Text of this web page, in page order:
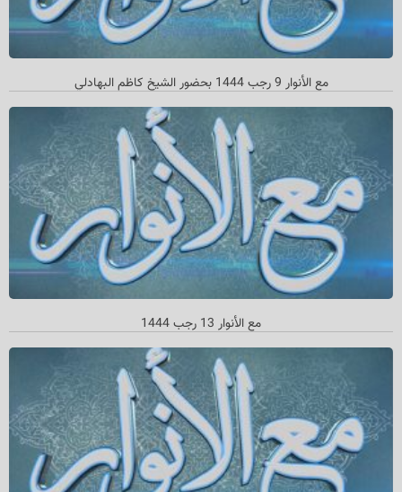
مع الأنوار 9 رجب 1444 بحضور الشيخ كاظم البهادلي
مع الأنوار 13 رجب 1444